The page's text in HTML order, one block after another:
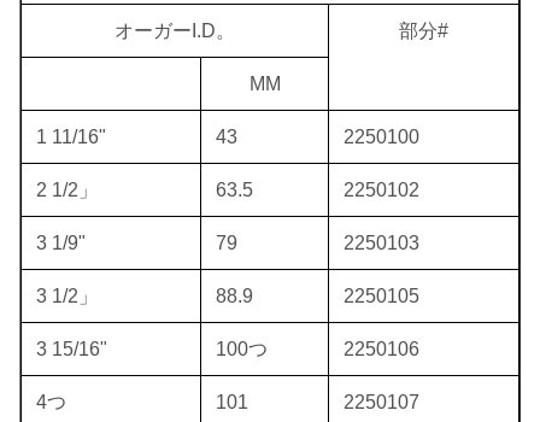
オーガーI.D。 部分#
MM
1 11/16" 43 2250100
2 1/2」 63.5 2250102
3 1/9" 79 2250103
3 1/2」 88.9 2250105
3 15/16" 100つ 2250106
4つ 101 2250107